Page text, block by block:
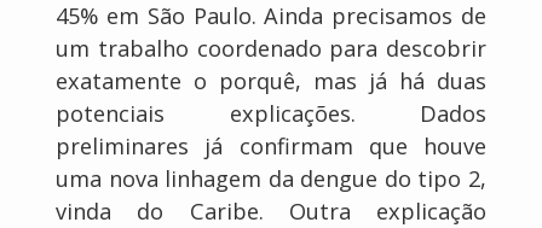
45% em São Paulo. Ainda precisamos de
um trabalho coordenado para descobrir
exatamente o porquê, mas já há duas
potenciais explicações. Dados
preliminares já confirmam que houve
uma nova linhagem da dengue do tipo 2,
vinda do Caribe. Outra explicação